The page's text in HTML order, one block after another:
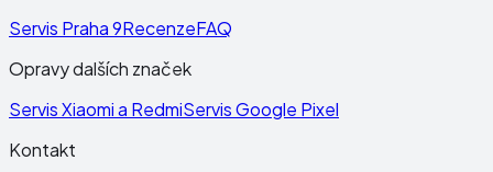
Servis Praha 9RecenzeFAQ
Opravy dalších značek
Servis Xiaomi a RedmiServis Google Pixel
Kontakt